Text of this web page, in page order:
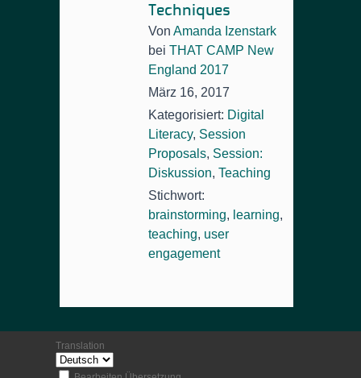
Techniques
Von Amanda Izenstark
bei THAT CAMP New
England 2017
März 16, 2017
Kategorisiert: Digital
Literacy, Session
Proposals, Session:
Diskussion, Teaching
Stichwort:
brainstorming, learning,
teaching, user
engagement
Translation